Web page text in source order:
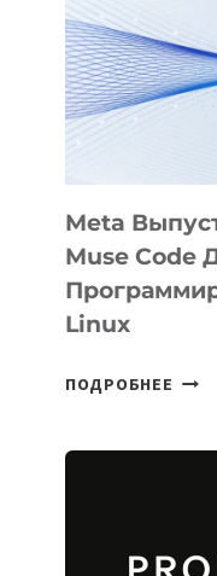
НА
Meta
Muse Code
Linux
ПОДРОБНЕЕ META
ДЛЯ